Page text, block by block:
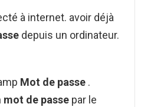
à internet. avoir déjà
depuis un ordinateur.
Mot de passe .
mot de passe par le